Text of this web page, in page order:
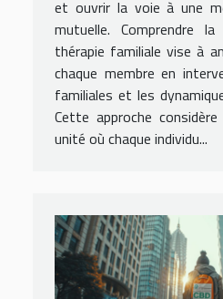
et ouvrir la voie à une
mutuelle. Comprendre
thérapie familiale vise à
chaque membre en
familiales et les
Cette approche
unité où chaque individu...